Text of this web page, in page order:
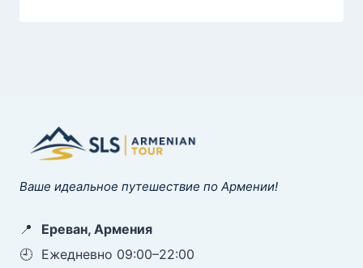
Ваше идеальное путешествие по Армении!
📍
Ереван, Армения
🕘 Ежедневно 09:00–22:00